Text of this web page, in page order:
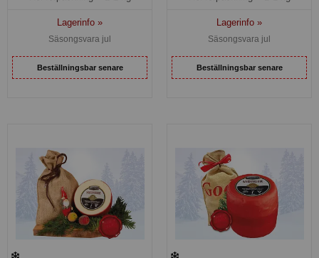
Lagerinfo »
Säsongsvara jul
Beställningsbar senare
Lagerinfo »
Säsongsvara jul
Beställningsbar senare